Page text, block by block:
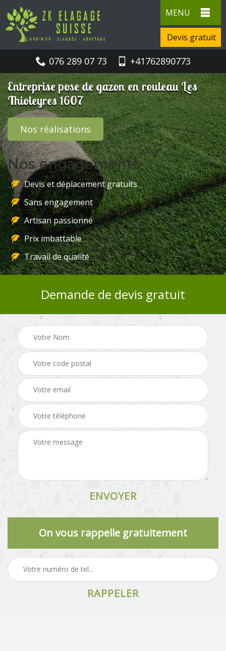
MENU
Devis gratuit
076 289 07 73 +41762890773
Entreprise pose de gazon en rouleau Les
Thioleyres 1607
Nos réalisations
Nos engagements
Devis et déplacement gratuits
Sans engagement
Artisan passionné
Prix imbattable
Travail de qualité
Demande de devis gratuit
On vous rappelle gratuitement